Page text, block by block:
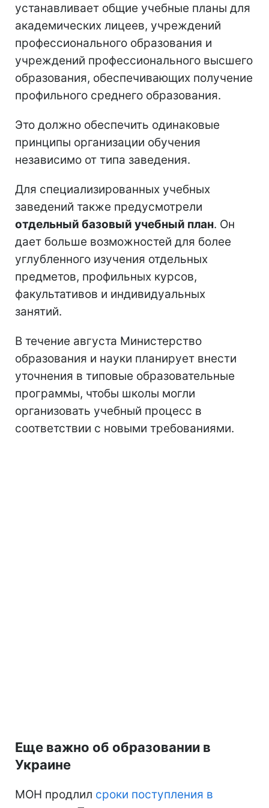
устанавливает общие учебные планы для
академических лицеев, учреждений
профессионального образования и
учреждений профессионального высшего
образования, обеспечивающих получение
профильного среднего образования.
Это должно обеспечить одинаковые
принципы организации обучения
независимо от типа заведения.
Для специализированных учебных
заведений также предусмотрели
отдельный базовый учебный план. Он
дает больше возможностей для более
углубленного изучения отдельных
предметов, профильных курсов,
факультативов и индивидуальных
занятий.
В течение августа Министерство
образования и науки планирует внести
уточнения в типовые образовательные
программы, чтобы школы могли
организовать учебный процесс в
соответствии с новыми требованиями.
Еще важно об образовании в
Украине
МОН продлил сроки поступления в